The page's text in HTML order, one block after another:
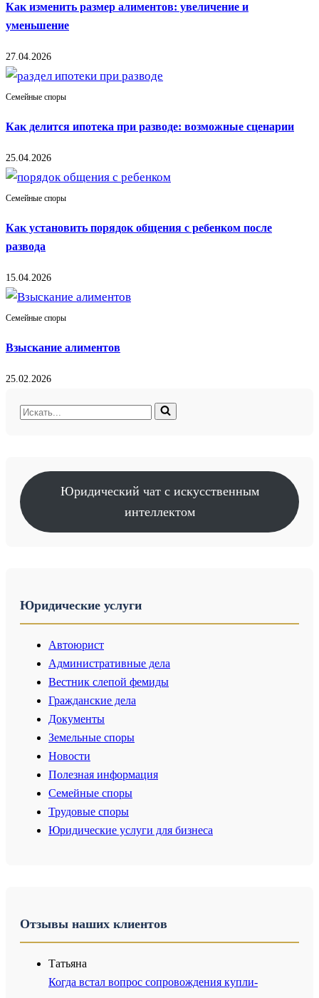
Как изменить размер алиментов: увеличение и
уменьшение
27.04.2026
Семейные споры
Как делится ипотека при разводе: возможные сценарии
25.04.2026
Семейные споры
Как установить порядок общения с ребенком после
развода
15.04.2026
Семейные споры
Взыскание алиментов
25.02.2026
Искать...
Юридический чат с искусственным
интеллектом
Юридические услуги
Автоюрист
Административные дела
Вестник слепой фемиды
Гражданские дела
Документы
Земельные споры
Новости
Полезная информация
Семейные споры
Трудовые споры
Юридические услуги для бизнеса
Отзывы наших клиентов
Татьяна
Когда встал вопрос сопровождения купли-